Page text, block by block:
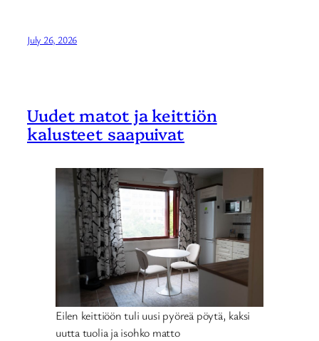
July 26, 2026
Uudet matot ja keittiön
kalusteet saapuivat
Eilen keittiöön tuli uusi pyöreä pöytä, kaksi
uutta tuolia ja isohko matto